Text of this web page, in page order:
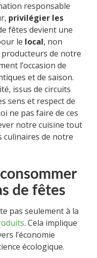
responsable
privilégier les
fêtes devient une
le local, non
de notre
l’occasion de
et de saison.
issus de circuits
sens et respect de
ne pas faire de ces
notre cuisine tout
culinaires de notre
de fêtes
pas seulement à la
. Cela implique
l’économie
écologique.